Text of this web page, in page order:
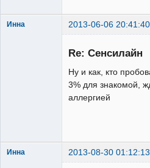
Инна 2013-06-06 20:41:40
Re: Сенсилайн
Ну и как, кто
3% для знакомой,
аллергией
Инна 2013-08-30 01:12:13